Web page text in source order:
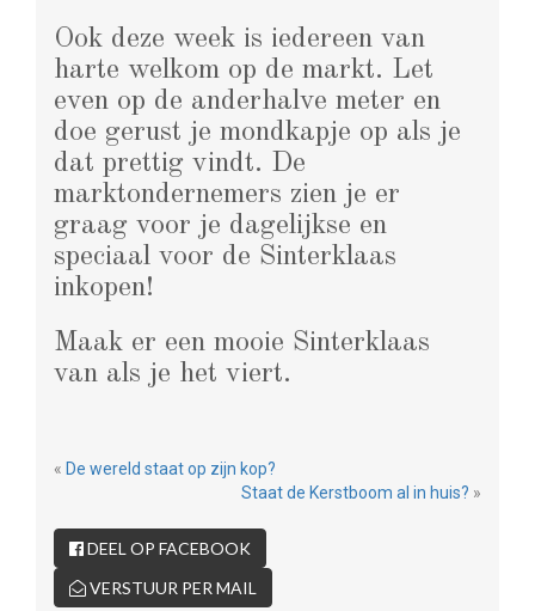
Ook deze week is iedereen van
harte welkom op de markt. Let
even op de anderhalve meter en
doe gerust je mondkapje op als je
dat prettig vindt. De
marktondernemers zien je er
graag voor je dagelijkse en
speciaal voor de Sinterklaas
inkopen!
Maak er een mooie Sinterklaas
van als je het viert.
« De wereld staat op zijn kop?
Staat de Kerstboom al in huis? »
DEEL OP FACEBOOK
VERSTUUR PER MAIL